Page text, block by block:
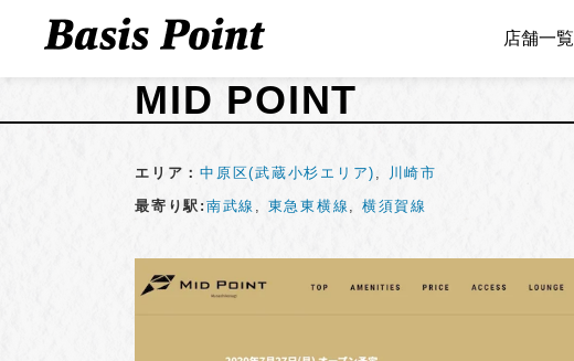
店舗一覧
MID POINT
エリア：中原区(武蔵小杉エリア) ,
川崎市
最寄り駅: 南武線 , 東急東横線 , 横須賀線